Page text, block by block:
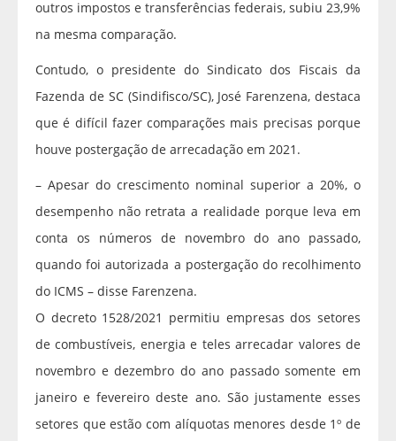
outros impostos e transferências federais, subiu 23,9%
na mesma comparação.
Contudo, o presidente do Sindicato dos Fiscais da
Fazenda de SC (Sindifisco/SC), José Farenzena, destaca
que é difícil fazer comparações mais precisas porque
houve postergação de arrecadação em 2021.
– Apesar do crescimento nominal superior a 20%, o
desempenho não retrata a realidade porque leva em
conta os números de novembro do ano passado,
quando foi autorizada a postergação do recolhimento
do ICMS – disse Farenzena.
O decreto 1528/2021 permitiu empresas dos setores
de combustíveis, energia e teles arrecadar valores de
novembro e dezembro do ano passado somente em
janeiro e fevereiro deste ano. São justamente esses
setores que estão com alíquotas menores desde 1º de